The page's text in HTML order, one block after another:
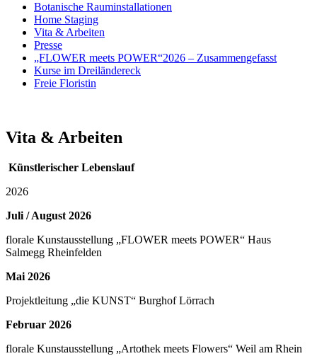
Botanische Rauminstallationen
Home Staging
Vita & Arbeiten
Presse
„FLOWER meets POWER“2026 – Zusammengefasst
Kurse im Dreiländereck
Freie Floristin
Vita & Arbeiten
Künstlerischer Lebenslauf
2026
Juli / August 2026
florale Kunstausstellung „FLOWER meets POWER“ Haus
Salmegg Rheinfelden
Mai 2026
Projektleitung „die KUNST“ Burghof Lörrach
Februar 2026
florale Kunstausstellung „Artothek meets Flowers“ Weil am Rhein